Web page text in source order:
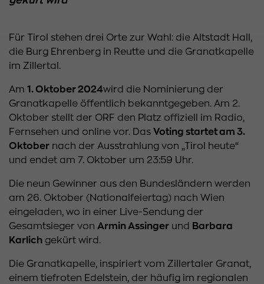
Für Tirol stehen drei Orte zur Wahl: die Altstadt Hall,
die Burg Ehrenberg in Reutte und die Granatkapelle
im Zillertal.
Am 1. Oktober 2024wird die Nominierung der
Granatkapelle öffentlich bekanntgegeben. Am 2.
Oktober stellt der ORF den Platz offiziell im Radio,
Fernsehen und online vor. Das Voting startet am 3.
Oktober nach der Ausstrahlung von „Tirol heute“
und endet am 7. Oktober um 23:59 Uhr.
Die neun Gewinner aus den Bundesländern werden
am 26. Oktober (Nationalfeiertag) nach Wien
eingeladen, wo in einer Live-Sendung der
Gesamtsieger von Armin Assinger und
Barbara
Karlich gekürt wird.
Die Granatkapelle, inspiriert vom Zillertaler Granat,
einem tiefroten Edelstein, der häufig im regionalen